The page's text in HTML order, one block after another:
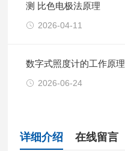
测 比色电极法原理
2026-04-11
数字式照度计的工作原理
2026-06-24
详细介绍 在线留言